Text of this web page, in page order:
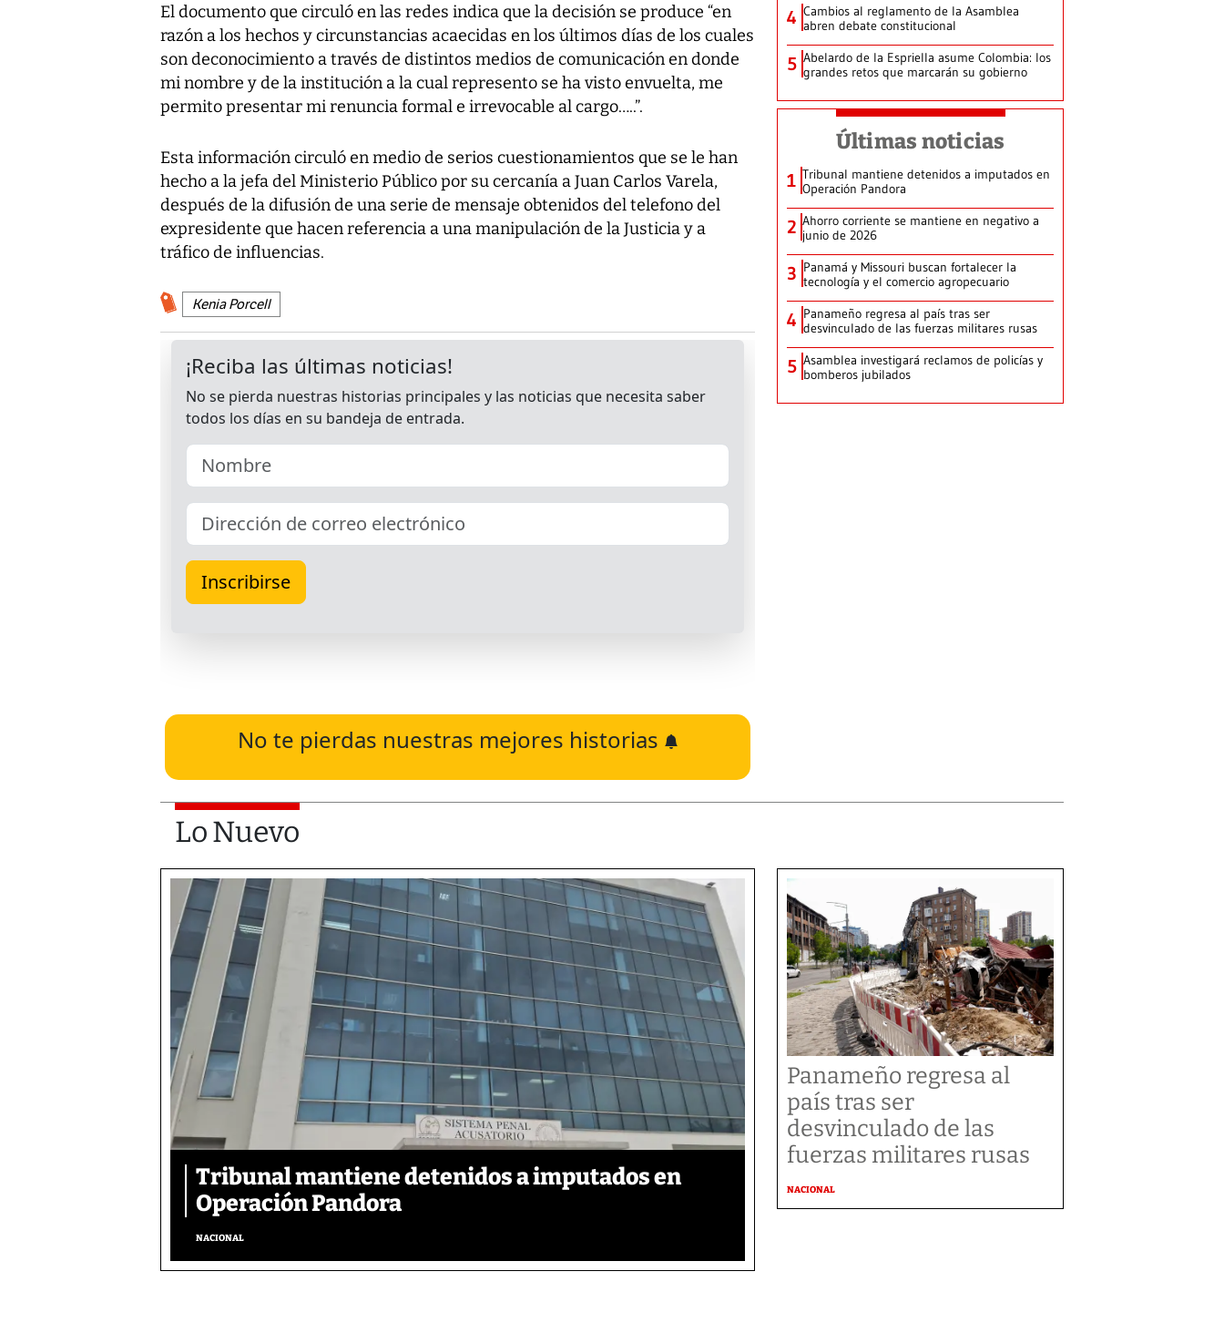
El documento que circuló en las redes indica que la decisión se produce “en
razón a los hechos y circunstancias acaecidas en los últimos días de los cuales
son deconocimiento a través de distintos medios de comunicación en donde
mi nombre y de la institución a la cual represento se ha visto envuelta, me
permito presentar mi renuncia formal e irrevocable al cargo…..”.
Esta información circuló en medio de serios cuestionamientos que se le han
hecho a la jefa del Ministerio Público por su cercanía a Juan Carlos Varela,
después de la difusión de una serie de mensaje obtenidos del telefono del
expresidente que hacen referencia a una manipulación de la Justicia y a
tráfico de influencias.
Kenia Porcell
No te pierdas nuestras mejores historias
4 Cambios al reglamento de la Asamblea
abren debate constitucional
5 Abelardo de la Espriella asume Colombia: los
grandes retos que marcarán su gobierno
Últimas noticias
1 Tribunal mantiene detenidos a imputados en
Operación Pandora
2 Ahorro corriente se mantiene en negativo a
junio de 2026
3 Panamá y Missouri buscan fortalecer la
tecnología y el comercio agropecuario
4 Panameño regresa al país tras ser
desvinculado de las fuerzas militares rusas
5 Asamblea investigará reclamos de policías y
bomberos jubilados
Lo Nuevo
Tribunal mantiene detenidos a imputados en
Operación Pandora
NACIONAL
Panameño regresa al
país tras ser
desvinculado de las
fuerzas militares rusas
NACIONAL